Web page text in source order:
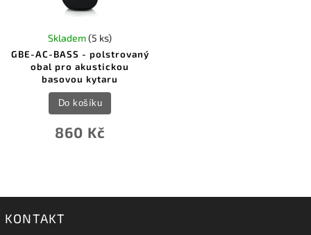
GBE-AC-BASS - polstrovaný
obal pro akustickou
basovou kytaru
Skladem(5 ks)
860 Kč
Do košíku
KONTAKT